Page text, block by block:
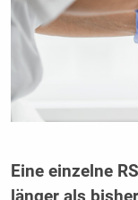
Eine einzelne